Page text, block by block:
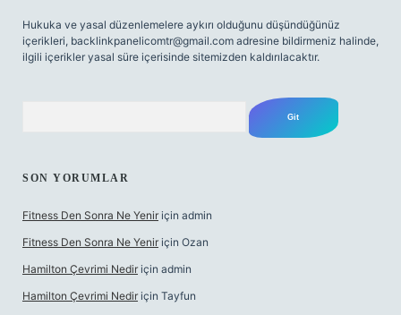
Hukuka ve yasal düzenlemelere aykırı olduğunu düşündüğünüz
içerikleri, backlinkpanelicomtr@gmail.com adresine bildirmeniz halinde,
ilgili içerikler yasal süre içerisinde sitemizden kaldırılacaktır.
SON YORUMLAR
Fitness Den Sonra Ne Yenir için admin
Fitness Den Sonra Ne Yenir için Ozan
Hamilton Çevrimi Nedir için admin
Hamilton Çevrimi Nedir için Tayfun